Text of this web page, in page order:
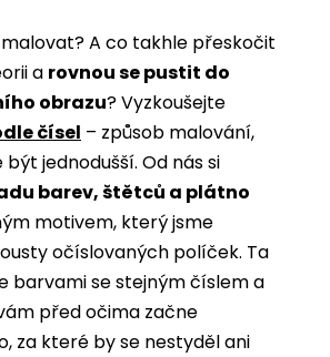
A co takhle přeskočit
a rovnou se pustit do
obrazu? Vyzkoušejte
čísel ­­– způsob malování,
jednodušší. Od nás si
barev, štětců a plátno
motivem, který jsme
očíslovaných políček. Ta
barvami se stejným číslem a
před očima začne
za které by se nestyděl ani